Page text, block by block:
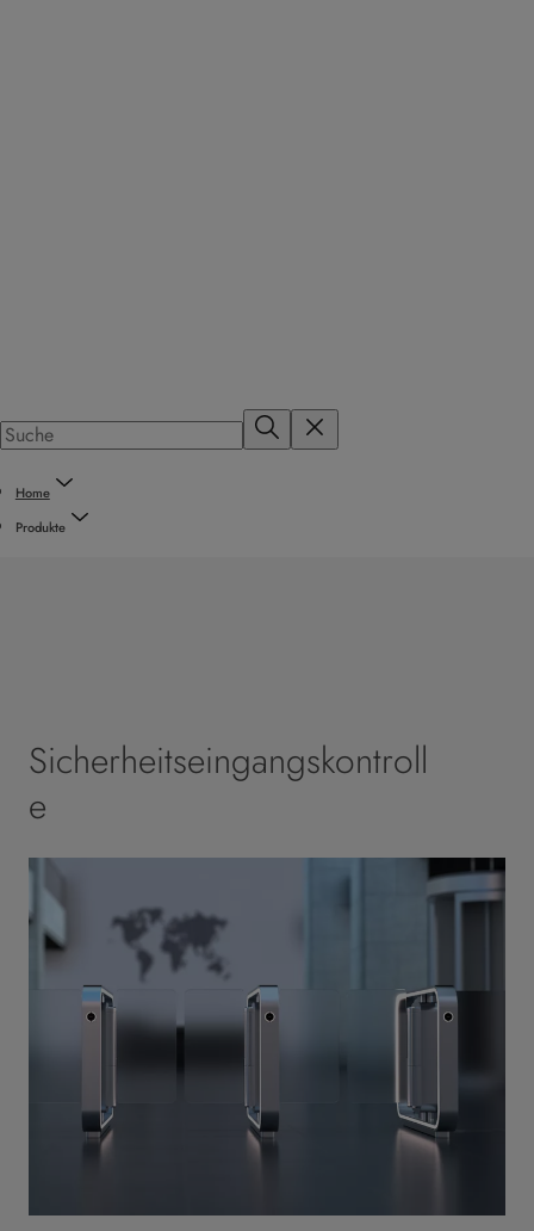
Home
Produkte
Sicherheitseingangskontroll
e